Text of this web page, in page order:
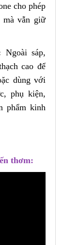
cho phép
mà vẫn giữ
Ngoài sáp,
cao để
dùng với
phụ kiện,
phẩm kinh
thơm: